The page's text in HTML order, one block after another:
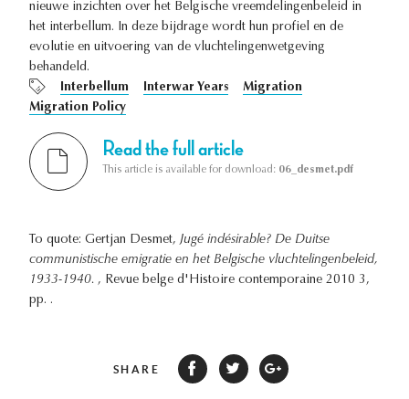
nieuwe inzichten over het Belgische vreemdelingenbeleid in
het interbellum. In deze bijdrage wordt hun profiel en de
evolutie en uitvoering van de vluchtelingenwetgeving
behandeld.
Interbellum
Interwar Years
Migration
Migration Policy
Read the full article
This article is available for download: 06_desmet.pdf
To quote: Gertjan Desmet, Jugé indésirable? De Duitse
communistische emigratie en het Belgische vluchtelingenbeleid,
1933-1940. , Revue belge d'Histoire contemporaine 2010 3,
pp. .
SHARE